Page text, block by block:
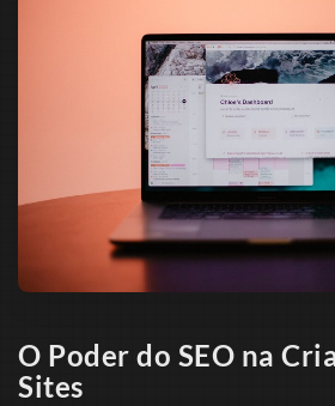
O Poder do SEO na
Sites